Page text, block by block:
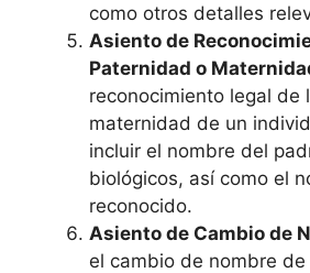
como otros detalles
Asiento de
Paternidad o
reconocimiento legal de
maternidad de un
incluir el nombre del
biológicos, así como el
reconocido.
Asiento de Cambio de
el cambio de nombre